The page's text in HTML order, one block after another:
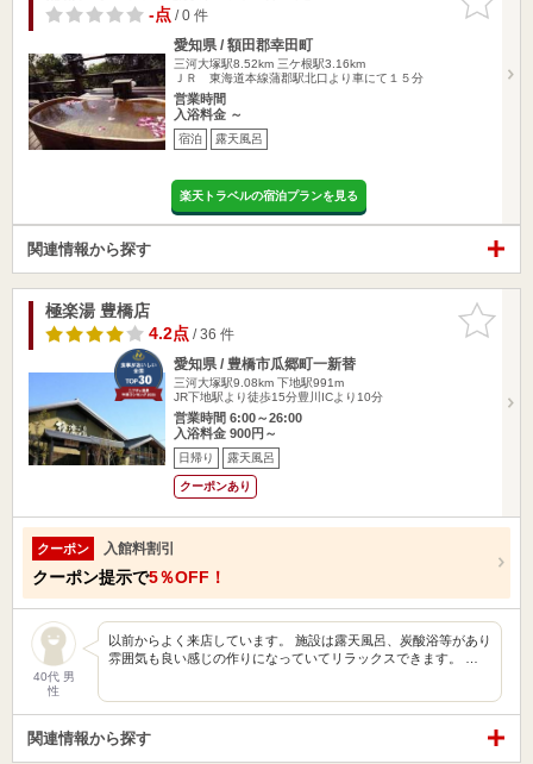
りに追加
-点/ 0 件
愛知県 / 額田郡幸田町
三河大塚駅8.52km 三ケ根駅3.16km
ＪＲ 東海道本線蒲郡駅北口より車にて１５分
営業時間
入浴料金 ～
宿泊 露天風呂
楽天トラベルの宿泊プランを見る
関連情報から探す
お気に入
りに追加
極楽湯 豊橋店
4.2点/ 36 件
愛知県 / 豊橋市瓜郷町一新替
三河大塚駅9.08km 下地駅991m
JR下地駅より徒歩15分豊川ICより10分
営業時間 6:00～26:00
入浴料金 900円～
日帰り 露天風呂
クーポンあり
クーポン 入館料割引
クーポン提示で5％OFF！
40代 男
性
以前からよく来店しています。 施設は露天風呂、炭酸浴等があり
雰囲気も良い感じの作りになっていてリラックスできます。 …
関連情報から探す